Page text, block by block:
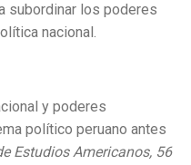
subordinar los poderes
nacional.
y poderes
político peruano antes
Estudios Americanos, 56